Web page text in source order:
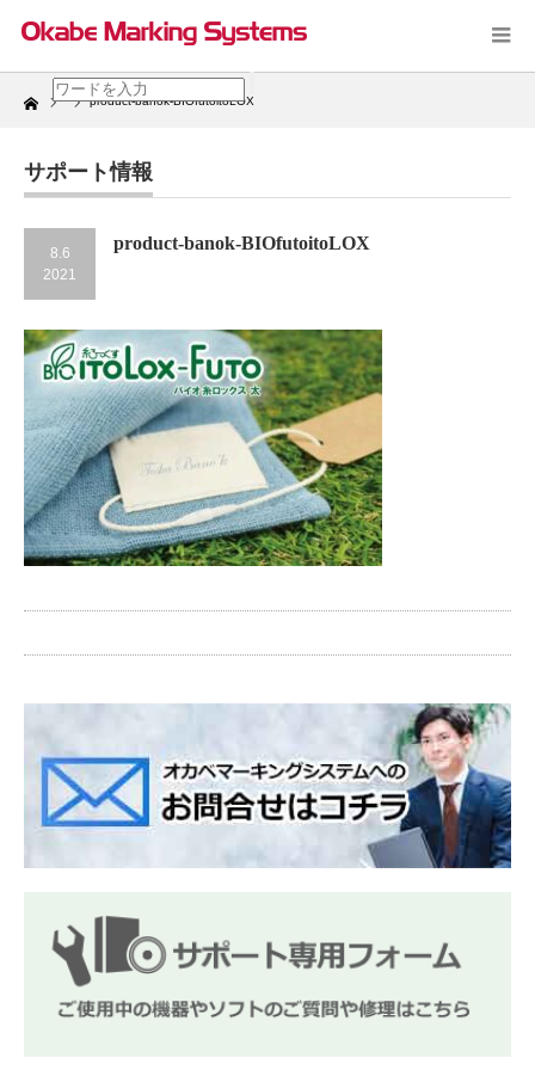
Home product-banok-BIOfutoitoLOX
サポート情報
8.6
2021
product-banok-BIOfutoitoLOX